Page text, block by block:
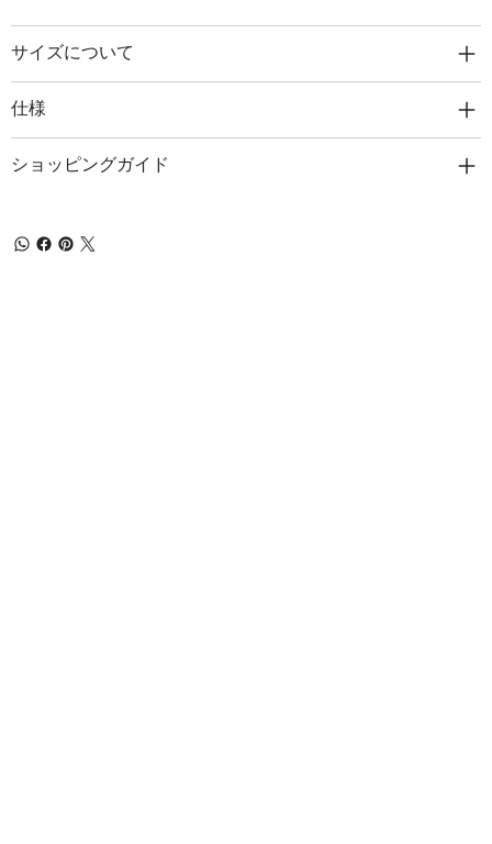
サイズについて
仕様
ショッピングガイド